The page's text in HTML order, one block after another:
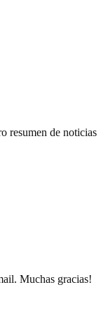
resumen de noticias
Muchas gracias!